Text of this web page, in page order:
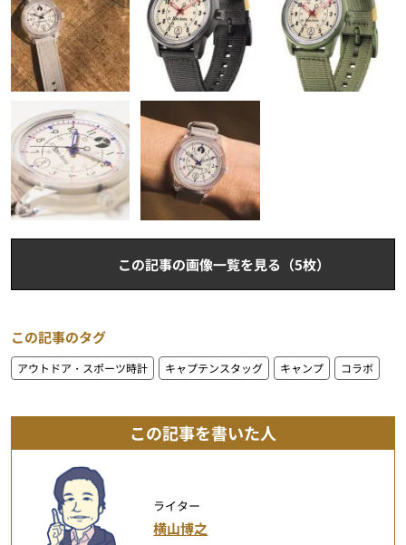
この記事の画像一覧を見る（5枚）
この記事のタグ
アウトドア・スポーツ時計 キャプテンスタッグ キャンプ コラボ
この記事を書いた人
ライター
横山博之